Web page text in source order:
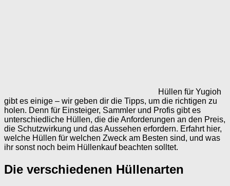
Hüllen für Yugioh
gibt es einige – wir geben dir die Tipps, um die richtigen zu
holen. Denn für Einsteiger, Sammler und Profis gibt es
unterschiedliche Hüllen, die die Anforderungen an den Preis,
die Schutzwirkung und das Aussehen erfordern. Erfahrt hier,
welche Hüllen für welchen Zweck am Besten sind, und was
ihr sonst noch beim Hüllenkauf beachten solltet.
Die verschiedenen Hüllenarten